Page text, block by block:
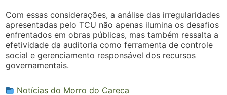
Com essas considerações, a análise das irregularidades
apresentadas pelo TCU não apenas ilumina os desafios
enfrentados em obras públicas, mas também ressalta a
efetividade da auditoria como ferramenta de controle
social e gerenciamento responsável dos recursos
governamentais.
Notícias do Morro do Careca